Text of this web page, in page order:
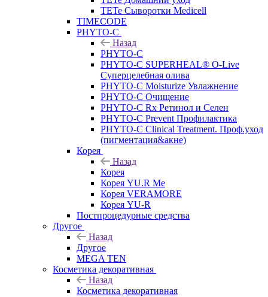
TETe Сыворотки Medicell
TIMECODE
PHYTO-C
Назад
PHYTO-C
PHYTO-C SUPERHEAL® O-Live
Суперцелебная олива
PHYTO-C Moisturize Увлажнение
PHYTO-C Очищение
PHYTO-C Rx Ретинол и Селен
PHYTO-C Prevent Профилактика
PHYTO-C Clinical Treatment. Проф.уход
(пигментация&акне)
Корея
Назад
Корея
Корея YU.R Me
Корея VERAMORE
Корея YU-R
Постпроцедурные средства
Другое
Назад
Другое
MEGA TEN
Косметика декоративная
Назад
Косметика декоративная